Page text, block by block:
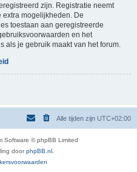
zijn. Registratie neemt
mogelijkheden. De
toestaan aan geregistreerde
en het
als je gebruik maakt van het forum.
Alle tijden zijn UTC+02:00
Software © phpBB Limited
doorphpBB.nl